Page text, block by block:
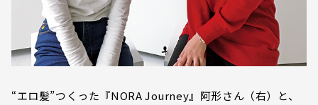
“エロ髪”つくった『NORA Journey』阿形さん（右）と、